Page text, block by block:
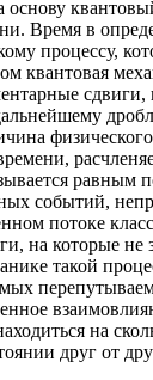
основу
Время в
процессу,
квантовая
равным
событий,
потоке
на которые не
такой
на
друг от